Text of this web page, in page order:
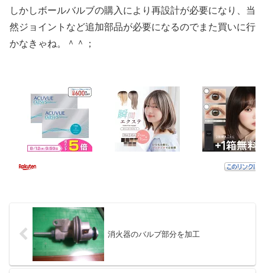
しかしボールバルブの購入により再設計が必要になり、当
然ジョイントなど追加部品が必要になるのでまた買いに行
かなきゃね。＾＾；
消火器のバルブ部分を加工